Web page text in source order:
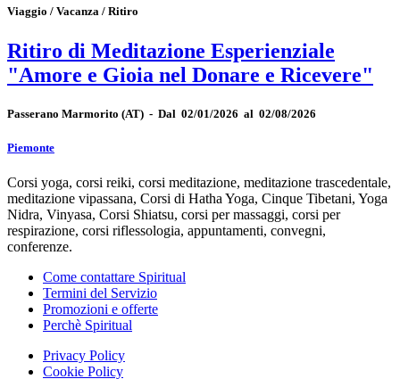
Viaggio / Vacanza / Ritiro
Ritiro di Meditazione Esperienziale
"Amore e Gioia nel Donare e Ricevere"
Passerano Marmorito (AT) - Dal 02/01/2026 al 02/08/2026
Piemonte
Corsi yoga, corsi reiki, corsi meditazione, meditazione trascedentale,
meditazione vipassana, Corsi di Hatha Yoga, Cinque Tibetani, Yoga
Nidra, Vinyasa, Corsi Shiatsu, corsi per massaggi, corsi per
respirazione, corsi riflessologia, appuntamenti, convegni,
conferenze.
Come contattare Spiritual
Termini del Servizio
Promozioni e offerte
Perchè Spiritual
Privacy Policy
Cookie Policy